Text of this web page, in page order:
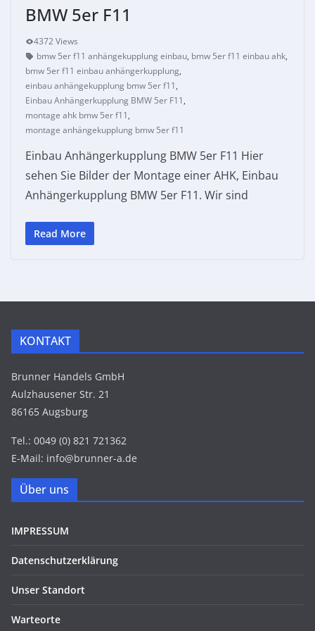
BMW 5er F11
4372 Views
bmw 5er f11 anhängekupplung einbau, bmw 5er f11 einbau ahk,
bmw 5er f11 einbau anhängerkupplung,
einbau anhängekupplung bmw 5er f11,
Einbau Anhängerkupplung BMW 5er F11,
montage ahk bmw 5er f11,
montage anhängekupplung bmw 5er f11
Einbau Anhängerkupplung BMW 5er F11 Hier
sehen Sie Bilder der Montage einer AHK, Einbau
Anhängerkupplung BMW 5er F11. Wir sind
Read More
KONTAKT
Brunner Handels GmbH
Aulzhausener Str. 21
86165 Augsburg
Tel.: 0049 (0) 821 721362
E-Mail: info@brunner-a.de
Über uns
IMPRESSUM
Datenschutzerklärung
Unser Standort
Warteorte